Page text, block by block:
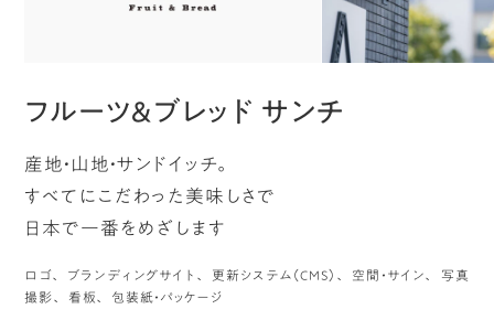
フルーツ＆ブレッド サンチ
産地・山地・サンドイッチ。
すべてにこだわった美味しさで
日本で一番をめざします
ロゴ ブランディングサイト 更新システム（CMS） 空間・サイン
写真
撮影
看板 包装紙・パッケージ